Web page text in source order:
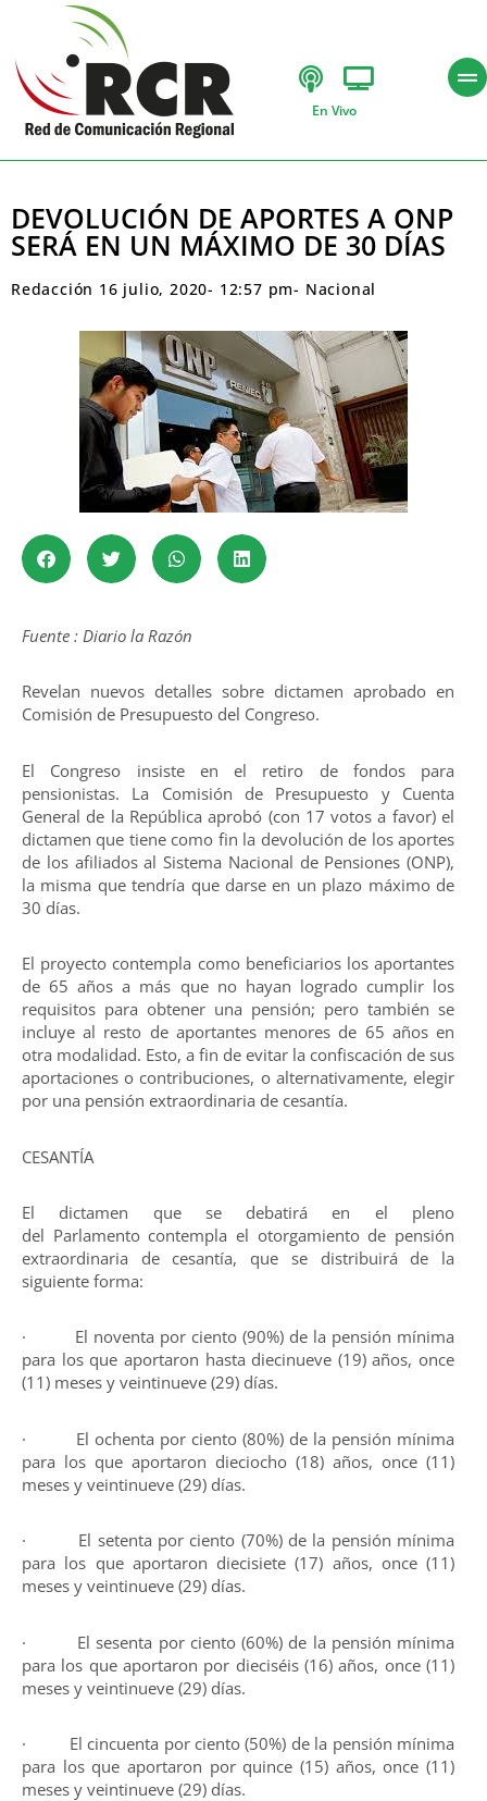
En Vivo
DEVOLUCIÓN DE APORTES A ONP
SERÁ EN UN MÁXIMO DE 30 DÍAS
Redacción 16 julio, 2020- 12:57 pm- Nacional
Fuente : Diario la Razón
Revelan nuevos detalles sobre dictamen aprobado en
Comisión de Presupuesto del Congreso.
El Congreso insiste en el retiro de fondos para
pensionistas. La Comisión de Presupuesto y Cuenta
General de la República aprobó (con 17 votos a favor) el
dictamen que tiene como fin la devolución de los aportes
de los afiliados al Sistema Nacional de Pensiones (ONP),
la misma que tendría que darse en un plazo máximo de
30 días.
El proyecto contempla como beneficiarios los aportantes
de 65 años a más que no hayan logrado cumplir los
requisitos para obtener una pensión; pero también se
incluye al resto de aportantes menores de 65 años en
otra modalidad. Esto, a fin de evitar la confiscación de sus
aportaciones o contribuciones, o alternativamente, elegir
por una pensión extraordinaria de cesantía.
CESANTÍA
El dictamen que se debatirá en el pleno
del Parlamento contempla el otorgamiento de pensión
extraordinaria de cesantía, que se distribuirá de la
siguiente forma:
· El noventa por ciento (90%) de la pensión mínima
para los que aportaron hasta diecinueve (19) años, once
(11) meses y veintinueve (29) días.
· El ochenta por ciento (80%) de la pensión mínima
para los que aportaron dieciocho (18) años, once (11)
meses y veintinueve (29) días.
· El setenta por ciento (70%) de la pensión mínima
para los que aportaron diecisiete (17) años, once (11)
meses y veintinueve (29) días.
· El sesenta por ciento (60%) de la pensión mínima
para los que aportaron por dieciséis (16) años, once (11)
meses y veintinueve (29) días.
· El cincuenta por ciento (50%) de la pensión mínima
para los que aportaron por quince (15) años, once (11)
meses y veintinueve (29) días.